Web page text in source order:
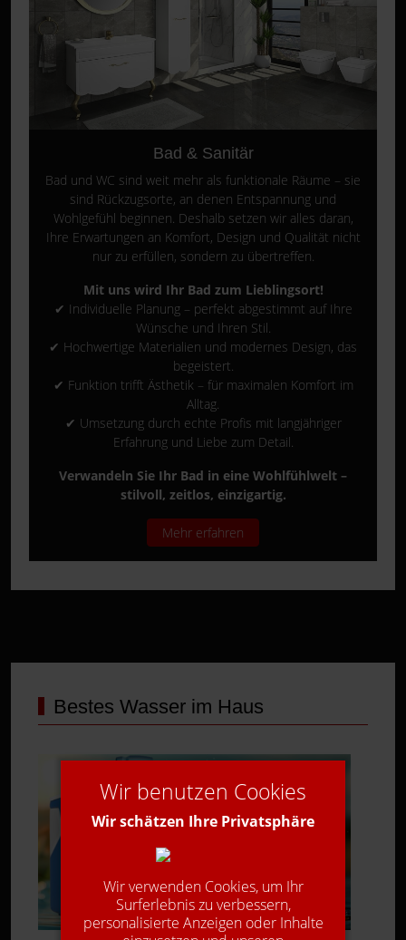
Bad & Sanitär
Bad und WC sind weit mehr als funktionale Räume – sie
sind Rückzugsorte, an denen Entspannung und
Wohlgefühl beginnen. Deshalb setzen wir alles daran,
Ihre Erwartungen an Komfort, Design und Qualität nicht
nur zu erfüllen, sondern zu übertreffen.
Mit uns wird Ihr Bad zum Lieblingsort!
✔ Individuelle Planung – perfekt abgestimmt auf Ihre
Wünsche und Ihren Stil.
✔ Hochwertige Materialien und modernes Design, das
begeistert.
✔ Funktion trifft Ästhetik – für maximalen Komfort im
Alltag.
✔ Umsetzung durch echte Profis mit langjähriger
Erfahrung und Liebe zum Detail.
Verwandeln Sie Ihr Bad in eine Wohlfühlwelt –
stilvoll, zeitlos, einzigartig.
Mehr erfahren
Bestes Wasser im Haus
Wir benutzen Cookies
Wir schätzen Ihre Privatsphäre
Wir verwenden Cookies, um Ihr
Surferlebnis zu verbessern,
personalisierte Anzeigen oder Inhalte